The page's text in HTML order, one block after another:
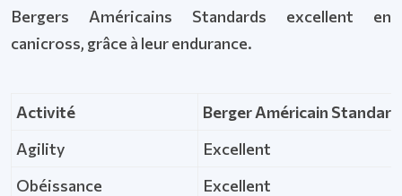
Bergers Américains Standards excellent en
canicross, grâce à leur endurance.
Activité
Berger Américain Standard
Agility
Excellent
Obéissance
Excellent